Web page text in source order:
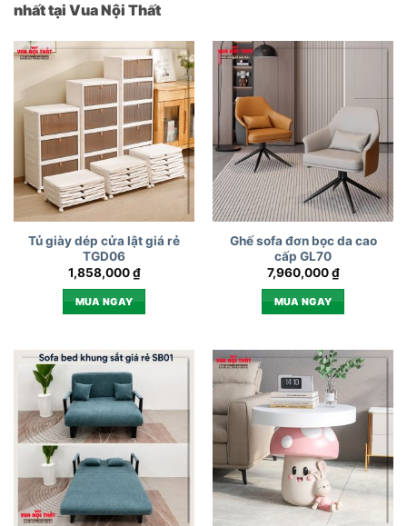
nhất tại Vua Nội Thất
Tủ giày dép cửa lật giá rẻ
TGD06
1,858,000₫
MUA NGAY
Ghế sofa đơn bọc da cao
cấp GL70
7,960,000₫
MUA NGAY